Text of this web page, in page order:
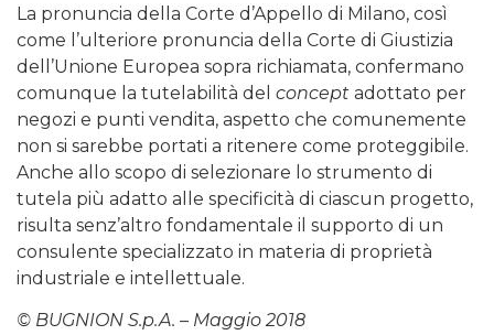
La pronuncia della Corte d’Appello di Milano, così
come l’ulteriore pronuncia della Corte di Giustizia
dell’Unione Europea sopra richiamata, confermano
comunque la tutelabilità del concept adottato per
negozi e punti vendita, aspetto che comunemente
non si sarebbe portati a ritenere come proteggibile.
Anche allo scopo di selezionare lo strumento di
tutela più adatto alle specificità di ciascun progetto,
risulta senz’altro fondamentale il supporto di un
consulente specializzato in materia di proprietà
industriale e intellettuale.
© BUGNION S.p.A. – Maggio 2018